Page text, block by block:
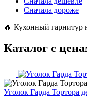
Сначала дороже
🔥 Кухонный гарнитур
Каталог с
Уголок Гарда Тортора